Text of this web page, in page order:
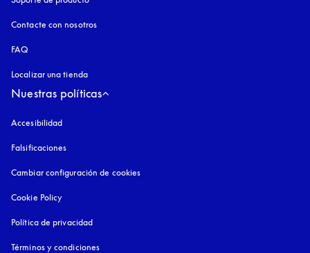
Contacte con nosotros
FAQ
Localizar una tienda
Nuestras políticas
Accesibilidad
Falsificaciones
Cambiar configuración de cookies
Cookie Policy
Política de privacidad
Términos y condiciones